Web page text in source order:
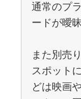
通常のプ
ードが曖
また別売
スポット
どは映画